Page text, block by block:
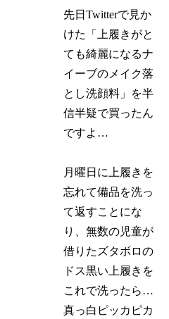
先日Twitterで見か
けた「上履きがと
ても綺麗になるナ
イーブのメイク落
とし洗顔料」を半
信半疑で買ったん
ですよ…
月曜日に上履きを
忘れて備品を洗っ
て返すことにな
り、無数の児童が
借りたズタボロの
ドス黒い上履きを
これで洗ったら…
真っ白ピッカピカ